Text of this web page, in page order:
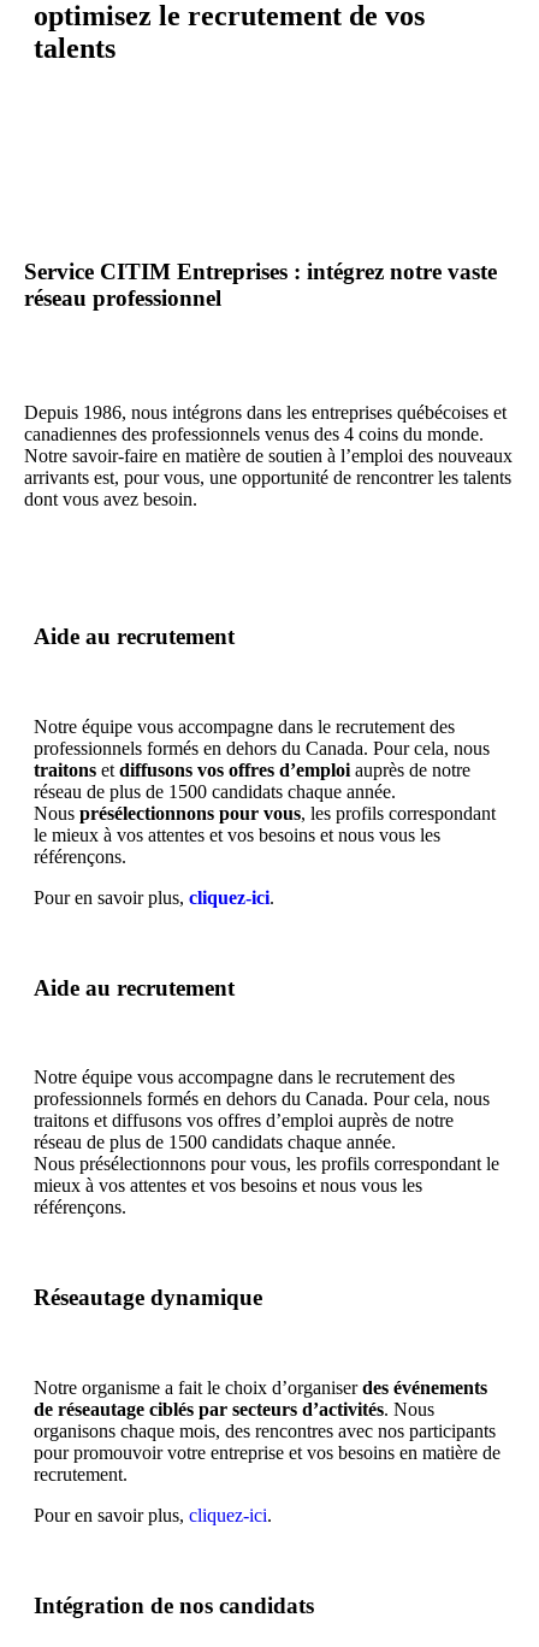
optimisez le recrutement de vos
talents
Service CITIM Entreprises : intégrez notre vaste
réseau professionnel
Depuis 1986, nous intégrons dans les entreprises québécoises et
canadiennes des professionnels venus des 4 coins du monde.
Notre savoir-faire en matière de soutien à l’emploi des nouveaux
arrivants est, pour vous, une opportunité de rencontrer les talents
dont vous avez besoin.
Aide au recrutement
Notre équipe vous accompagne dans le recrutement des
professionnels formés en dehors du Canada. Pour cela, nous
traitons et diffusons vos offres d’emploi auprès de notre
réseau de plus de 1500 candidats chaque année.
Nous présélectionnons pour vous, les profils correspondant
le mieux à vos attentes et vos besoins et nous vous les
référençons.
Pour en savoir plus, cliquez-ici.
Aide au recrutement
Notre équipe vous accompagne dans le recrutement des
professionnels formés en dehors du Canada. Pour cela, nous
traitons et diffusons vos offres d’emploi auprès de notre
réseau de plus de 1500 candidats chaque année.
Nous présélectionnons pour vous, les profils correspondant le
mieux à vos attentes et vos besoins et nous vous les
référençons.
Réseautage dynamique
Notre organisme a fait le choix d’organiserdes événements
de réseautage ciblés par secteurs d’activités. Nous
organisons chaque mois, des rencontres avec nos participants
pour promouvoir votre entreprise et vos besoins en matière de
recrutement.
Pour en savoir plus, cliquez-ici.
Intégration de nos candidats